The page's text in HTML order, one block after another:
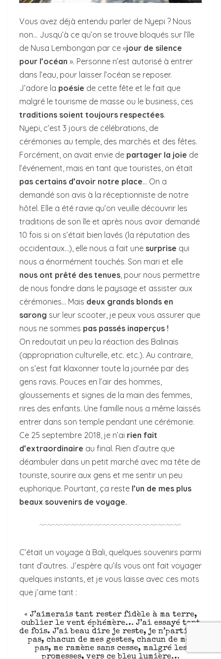
Vous avez déjà entendu parler de Nyepi ? Nous
non… Jusqu’à ce qu’on se trouve bloqués sur l’île
de Nusa Lembongan par ce «jour de silence
pour l’océan ». Personne n’est autorisé à entrer
dans l’eau, pour laisser l’océan se reposer.
J’adore la poésie de cette fête et le fait que
malgré le tourisme de masse ou le business, ces
traditions soient toujours respectées.
Nyepi, c’est 3 jours de célébrations, de
cérémonies au temple, des marchés et des fêtes.
Forcément, on avait envie de partager la joie de
l’événement, mais en tant que touristes, on était
pas certains d’avoir notre place… On a
demandé son avis à la réceptionniste de notre
hôtel. Elle a été ravie qu’on veuille découvrir les
traditions de son île et après nous avoir demandé
10 fois si on s’était bien lavés (la réputation des
occidentaux…), elle nous a fait une surprise qui
nous a énormément touchés. Son mari et elle
nous ont prêté des tenues , pour nous permettre
de nous fondre dans le paysage et assister aux
cérémonies… Mais deux grands blonds en
sarong sur leur scooter, je peux vous assurer que
nous ne sommes pas passés inaperçus !
On redoutait un peu la réaction des Balinais
(appropriation culturelle, etc. etc.). Au contraire,
on s’est fait klaxonner toute la journée par des
gens ravis. Pouces en l’air des hommes,
gloussements et signes de la main des femmes,
rires des enfants. Une famille nous a même laissés
entrer dans son temple pendant une cérémonie.
Ce 25 septembre 2018, je n’ai rien fait
d’extraordinaire au final. Rien d’autre que
déambuler dans un petit marché avec ma tête de
touriste, sourire aux gens et me sentir un peu
euphorique. Pourtant, ça reste l’un de mes plus
beaux souvenirs de voyage.
﹋﹋﹋﹋﹋﹋﹋﹋﹋﹋﹋﹋﹋﹋﹋﹋﹋﹋
C’était un voyage à Bali, quelques souvenirs parmi
tant d’autres. J’espère qu’ils vous ont fait voyager
quelques instants, et je vous laisse avec ces mots
que j’aime tant :
« J’aimerais tant rester fidèle à ma terre,
oublier le vent éphémère… J’ai essayé tant
de fois. J’ai beau dire je reste, je n’partirai
pas, chacun de mes gestes, chacun de mes
pas, me ramène sans cesse, malgré les
promesses, vers ce bleu lumière…